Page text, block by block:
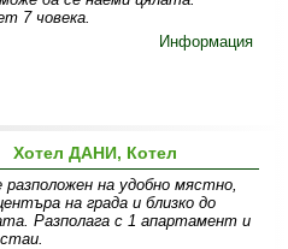
7 човека.
Информация
Хотел ДАНИ, Котел
на удобно мястно,
на града и близко до
Разполага с 1 апартамент и